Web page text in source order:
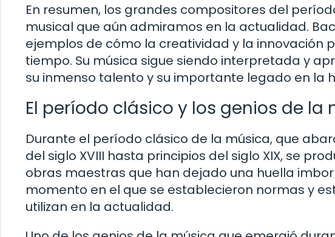
En resumen, los grandes compositores del
musical que aún admiramos en la actualidad.
ejemplos de cómo la creatividad y la innovación
tiempo. Su música sigue siendo interpretada y
su inmenso talento y su importante legado en la
El período clásico y los genios de la
Durante el período clásico de la música, que
del siglo XVIII hasta principios del siglo XIX, se
obras maestras que han dejado una huella
momento en el que se establecieron normas y
utilizan en la actualidad.